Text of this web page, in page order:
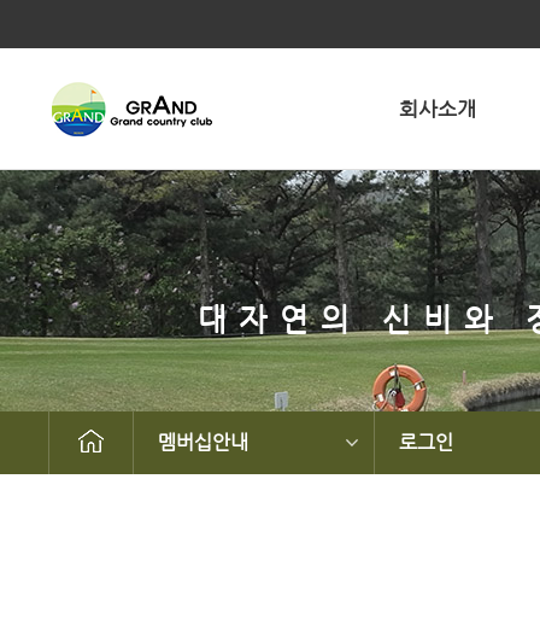
회사소개
대자연의 신비와
멤버십안내 로그인